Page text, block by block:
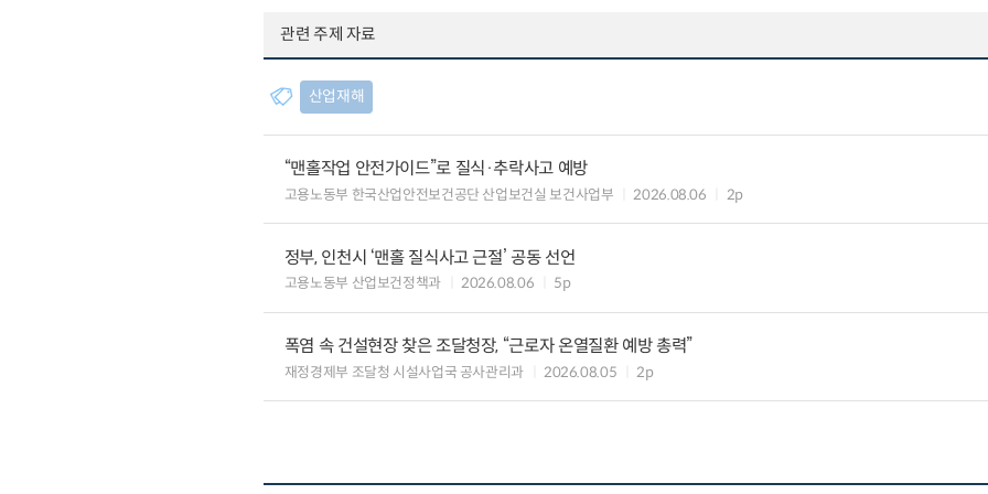
관련 주제 자료
산업재해
“맨홀작업 안전가이드”로 질식·추락사고 예방
고용노동부 한국산업안전보건공단 산업보건실 보건사업부 2026.08.06 2p
정부, 인천시 ‘맨홀 질식사고 근절’ 공동 선언
고용노동부 산업보건정책과 2026.08.06 5p
폭염 속 건설현장 찾은 조달청장, “근로자 온열질환 예방 총력”
재정경제부 조달청 시설사업국 공사관리과 2026.08.05 2p